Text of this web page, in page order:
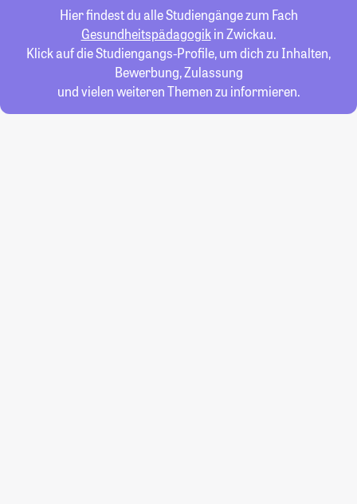
Hier findest du alle Studiengänge zum Fach
Gesundheitspädagogikin Zwickau.
Klick auf die Studiengangs-Profile, um dich zu Inhalten,
Bewerbung, Zulassung
und vielen weiteren Themen zu informieren.